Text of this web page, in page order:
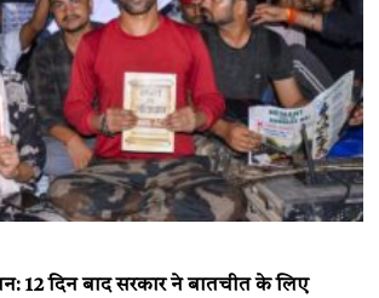
12 दिन बाद सरकार ने बातचीत के लिए